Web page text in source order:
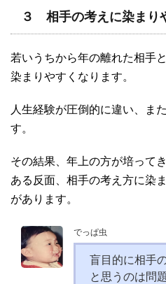
３ 相手の考えに染まり
若いうちから年の離れた相手
染まりやすくなります。
人生経験が圧倒的に違い、ま
す。
その結果、年上の方が培って
ある反面、相手の考え方に染
があります。
でっぱ虫
盲目的に相手
と思うのは問